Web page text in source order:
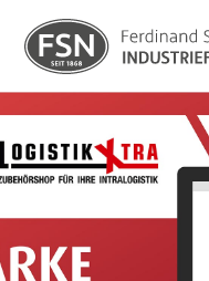
Produkte
Services